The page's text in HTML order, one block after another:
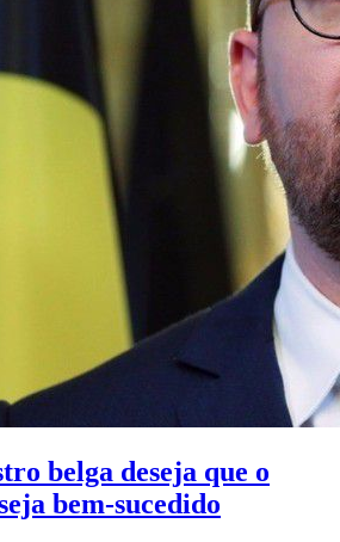
belga deseja que o
bem-sucedido